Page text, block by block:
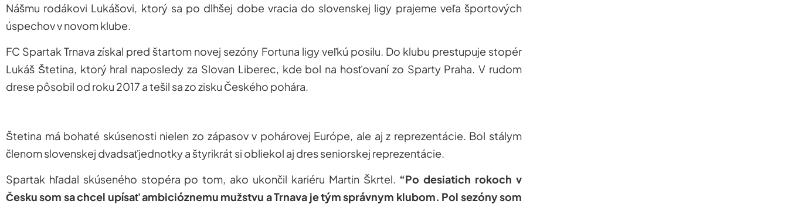
Nášmu rodákovi Lukášovi, ktorý sa po dlhšej dobe vracia do slovenskej ligy prajeme veľa športových
úspechov v novom klube.
FC Spartak Trnava získal pred štartom novej sezóny Fortuna ligy veľkú posilu. Do klubu prestupuje stopér
Lukáš Štetina, ktorý hral naposledy za Slovan Liberec, kde bol na hosťovaní zo Sparty Praha. V rudom
drese pôsobil od roku 2017 a tešil sa zo zisku Českého pohára.
Štetina má bohaté skúsenosti nielen zo zápasov v pohárovej Európe, ale aj z reprezentácie. Bol stálym
členom slovenskej dvadsaťjednotky a štyrikrát si obliekol aj dres seniorskej reprezentácie.
Spartak hľadal skúseného stopéra po tom, ako ukončil kariéru Martin Škrtel. “Po desiatich rokoch v
Česku som sa chcel upísať ambicióznemu mužstvu a Trnava je tým správnym klubom. Pol sezóny som